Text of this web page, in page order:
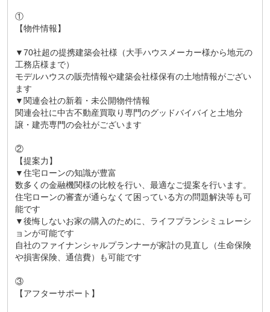
①
【物件情報】
▼70社超の提携建築会社様（大手ハウスメーカー様から地元の
工務店様まで）
モデルハウスの販売情報や建築会社様保有の土地情報がござい
ます
▼関連会社の新着・未公開物件情報
関連会社に中古不動産買取り専門のグッドバイバイと土地分
譲・建売専門の会社がございます
②
【提案力】
▼住宅ローンの知識が豊富
数多くの金融機関様の比較を行い、最適なご提案を行います。
住宅ローンの審査が通らなくて困っている方の問題解決等も可
能です
▼後悔しないお家の購入のために、ライフプランシミュレーシ
ョンが可能です
自社のファイナンシャルプランナーが家計の見直し（生命保険
や損害保険、通信費）も可能です
③
【アフターサポート】